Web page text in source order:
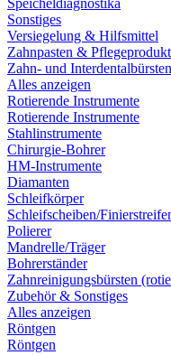
Speicheldiagnostika
Sonstiges
Versiegelung & Hilfsmittel
Zahnpasten &
Zahn- und Interdentalbürsten
Alles anzeigen
Rotierende Instrumente
Rotierende Instrumente
Stahlinstrumente
Chirurgie-Bohrer
HM-Instrumente
Diamanten
Schleifkörper
Schleifscheiben/
Polierer
Mandrelle/Träger
Bohrerständer
Zahnreinigungsbürsten
Zubehör & Sonstiges
Alles anzeigen
Röntgen
Röntgen